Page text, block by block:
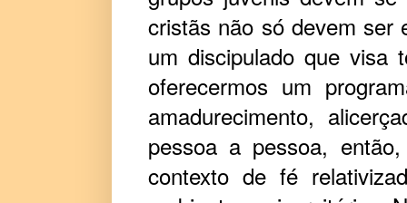
cristãs não só devem ser
um discipulado que visa
oferecermos um
amadurecimento,
pessoa a pessoa,
contexto de fé